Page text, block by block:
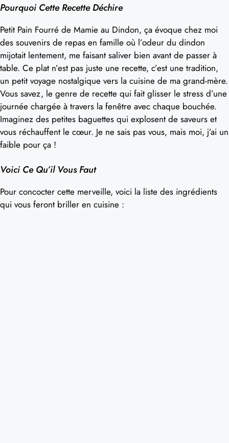
Pourquoi Cette Recette Déchire
Petit Pain Fourré de Mamie au Dindon, ça évoque chez moi
des souvenirs de repas en famille où l’odeur du dindon
mijotait lentement, me faisant saliver bien avant de passer à
table. Ce plat n’est pas juste une recette, c’est une tradition,
un petit voyage nostalgique vers la cuisine de ma grand-mère.
Vous savez, le genre de recette qui fait glisser le stress d’une
journée chargée à travers la fenêtre avec chaque bouchée.
Imaginez des petites baguettes qui explosent de saveurs et
vous réchauffent le cœur. Je ne sais pas vous, mais moi, j’ai un
faible pour ça !
Voici Ce Qu’il Vous Faut
Pour concocter cette merveille, voici la liste des ingrédients
qui vous feront briller en cuisine :